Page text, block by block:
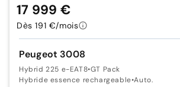
Peugeot 3008
Hybrid 225 e-EAT8•GT Pack
Hybride essence rechargeable•Auto.
17 999 €
Dès 191 €/mois